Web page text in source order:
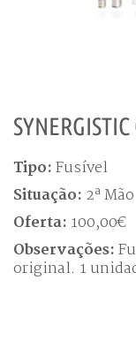
Tipo: Fusível
Situação: 2ª Mão
Oferta: 100,00€
Observações:
original. 1